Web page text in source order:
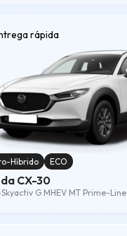
rápida
Híbrido ECO
CX-30
G MHEV MT Prime-Line